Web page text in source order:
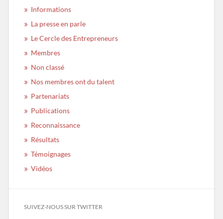
Informations
La presse en parle
Le Cercle des Entrepreneurs
Membres
Non classé
Nos membres ont du talent
Partenariats
Publications
Reconnaissance
Résultats
Témoignages
Vidéos
SUIVEZ-NOUS SUR TWITTER